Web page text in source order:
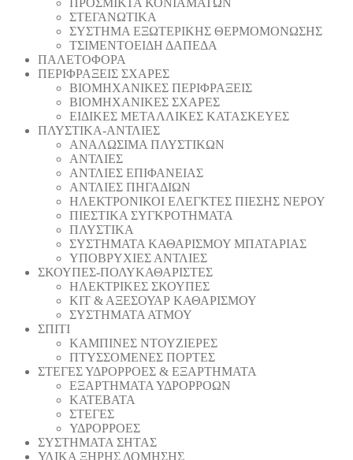
ΣΤΕΓΑΝΩΤΙΚΑ
ΣΥΣΤΗΜΑ ΕΞΩΤΕΡΙΚΗΣ ΘΕΡΜΟΜΟΝΩΣΗΣ
ΤΣΙΜΕΝΤΟΕΙΔΗ ΔΑΠΕΔΑ
ΠΑΛΕΤΟΦΟΡΑ
ΠΕΡΙΦΡΑΞΕΙΣ ΣΧΑΡΕΣ
ΒΙΟΜΗΧΑΝΙΚΕΣ ΠΕΡΙΦΡΑΞΕΙΣ
ΒΙΟΜΗΧΑΝΙΚΕΣ ΣΧΑΡΕΣ
ΕΙΔΙΚΕΣ ΜΕΤΑΛΛΙΚΕΣ ΚΑΤΑΣΚΕΥΕΣ
ΠΛΥΣΤΙΚΑ-ΑΝΤΛΙΕΣ
ΑΝΑΛΩΣΙΜΑ ΠΛΥΣΤΙΚΩΝ
ΑΝΤΛΙΕΣ
ΑΝΤΛΙΕΣ ΕΠΙΦΑΝΕΙΑΣ
ΑΝΤΛΙΕΣ ΠΗΓΑΔΙΩΝ
ΗΛΕΚΤΡΟΝΙΚΟΙ ΕΛΕΓΚΤΕΣ ΠΙΕΣΗΣ ΝΕΡΟΥ
ΠΙΕΣΤΙΚΑ ΣΥΓΚΡΟΤΗΜΑΤΑ
ΠΛΥΣΤΙΚΑ
ΣΥΣΤΗΜΑΤΑ ΚΑΘΑΡΙΣΜΟΥ ΜΠΑΤΑΡΙΑΣ
ΥΠΟΒΡΥΧΙΕΣ ΑΝΤΛΙΕΣ
ΣΚΟΥΠΕΣ-ΠΟΛΥΚΑΘΑΡΙΣΤΕΣ
ΗΛΕΚΤΡΙΚΕΣ ΣΚΟΥΠΕΣ
ΚΙΤ & ΑΞΕΣΟΥΑΡ ΚΑΘΑΡΙΣΜΟΥ
ΣΥΣΤΗΜΑΤΑ ΑΤΜΟΥ
ΣΠΙΤΙ
ΚΑΜΠΙΝΕΣ ΝΤΟΥΖΙΕΡΕΣ
ΠΤΥΣΣΟΜΕΝΕΣ ΠΟΡΤΕΣ
ΣΤΕΓΕΣ ΥΔΡΟΡΡΟΕΣ & ΕΞΑΡΤΗΜΑΤΑ
ΕΞΑΡΤΗΜΑΤΑ ΥΔΡΟΡΡΟΩΝ
ΚΑΤΕΒΑΤΑ
ΣΤΕΓΕΣ
ΥΔΡΟΡΡΟΕΣ
ΣΥΣΤΗΜΑΤΑ ΣΗΤΑΣ
ΥΛΙΚΑ ΞΗΡΗΣ ΔΟΜΗΣΗΣ